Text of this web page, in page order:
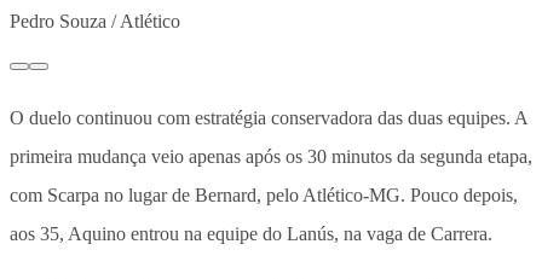
Pedro Souza / Atlético
O duelo continuou com estratégia conservadora das duas equipes. A
primeira mudança veio apenas após os 30 minutos da segunda etapa,
com Scarpa no lugar de Bernard, pelo Atlético-MG. Pouco depois,
aos 35, Aquino entrou na equipe do Lanús, na vaga de Carrera.